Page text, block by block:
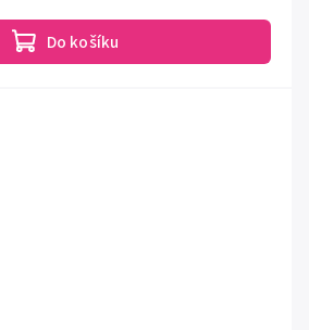
Do košíku